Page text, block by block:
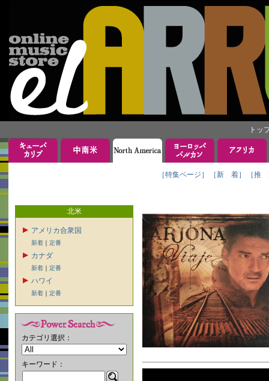
トッ
［特集ページ］ ［新 着］ ［推
北米
アメリカ合衆国
新着 ｜ 定番
カナダ
新着 ｜ 定番
ハワイ
新着 ｜ 定番
カテゴリ選択：
キーワード：